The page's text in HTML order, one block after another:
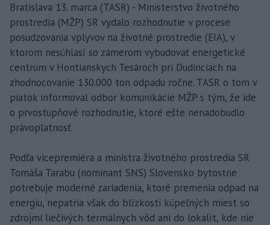
Bratislava 13. marca (TASR) - Ministerstvo životného
prostredia (MŽP) SR vydalo rozhodnutie v procese
posudzovania vplyvov na životné prostredie (EIA), v
ktorom nesúhlasí so zámerom vybudovať energetické
centrum v Hontianskych Tesároch pri Dudinciach na
zhodnocovanie 130.000 ton odpadu ročne. TASR o tom v
piatok informoval odbor komunikácie MŽP s tým, že ide
o prvostupňové rozhodnutie, ktoré ešte nenadobudlo
právoplatnosť.
Podľa vicepremiéra a ministra životného prostredia SR
Tomáša Tarabu (nominant SNS) Slovensko bytostne
potrebuje moderné zariadenia, ktoré premenia odpad na
energiu, nepatria však do blízkosti kúpeľných miest so
zdrojmi liečivých termálnych vôd ani do lokalít, kde nie